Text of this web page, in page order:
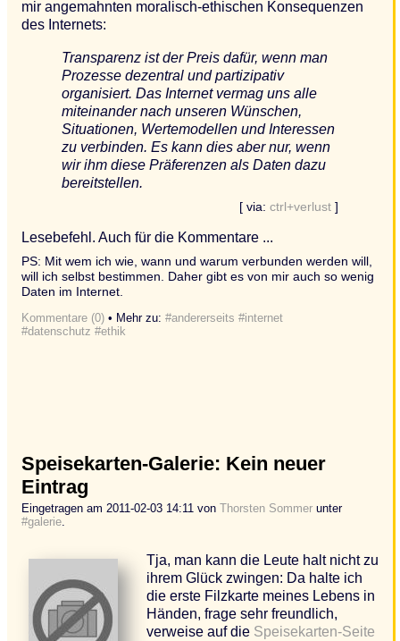
mir angemahnten moralisch-ethischen Konsequenzen
des Internets:
Transparenz ist der Preis dafür, wenn man
Prozesse dezentral und partizipativ
organisiert. Das Internet vermag uns alle
miteinander nach unseren Wünschen,
Situationen, Wertemodellen und Interessen
zu verbinden. Es kann dies aber nur, wenn
wir ihm diese Präferenzen als Daten dazu
bereitstellen.
[ via: ctrl+verlust ]
Lesebefehl. Auch für die Kommentare ...
PS: Mit wem ich wie, wann und warum verbunden werden will,
will ich selbst bestimmen. Daher gibt es von mir auch so wenig
Daten im Internet.
Kommentare (0) • Mehr zu: #andererseits #internet
#datenschutz #ethik
Speisekarten-Galerie: Kein neuer
Eintrag
Eingetragen am 2011-02-03 14:11 von Thorsten Sommer unter
#galerie.
Tja, man kann die Leute halt nicht zu
ihrem Glück zwingen: Da halte ich
die erste Filzkarte meines Lebens in
Händen, frage sehr freundlich,
verweise auf die Speisekarten-Seite